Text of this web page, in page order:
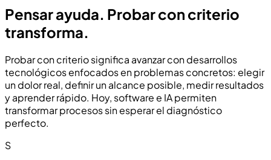
Pensar ayuda. Probar con criterio
transforma.
Probar con criterio significa avanzar con desarrollos
tecnológicos enfocados en problemas concretos: elegir
un dolor real, definir un alcance posible, medir resultados
y aprender rápido. Hoy, software e IA permiten
transformar procesos sin esperar el diagnóstico
perfecto.
S